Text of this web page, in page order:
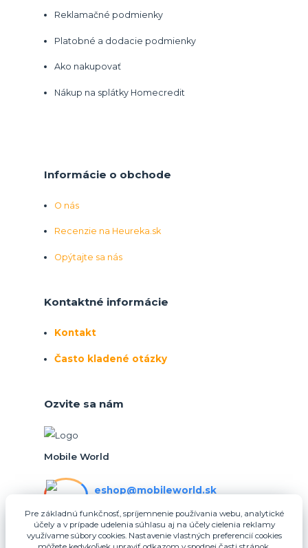
Reklamačné podmienky
Platobné a dodacie podmienky
Ako nakupovať
Nákup na splátky Homecredit
Informácie o obchode
O nás
Recenzie na Heureka.sk
Opýtajte sa nás
Kontaktné informácie
Kontakt
Často kladené otázky
Ozvite sa nám
Mobile World
eshop@mobileworld.sk
eshop@mobileworld.sk
Pre základnú funkčnosť, spríjemnenie používania webu, analytické
účely a v prípade udelenia súhlasu aj na účely cielenia reklamy
využívame súbory cookies. Nastavenie vlastných preferencií cookies